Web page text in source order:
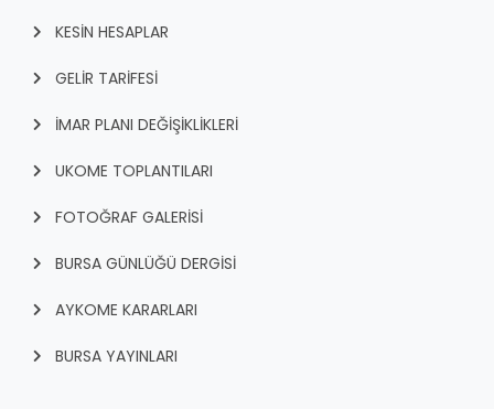
KESİN HESAPLAR
GELİR TARİFESİ
İMAR PLANI DEĞİŞİKLİKLERİ
UKOME TOPLANTILARI
FOTOĞRAF GALERİSİ
BURSA GÜNLÜĞÜ DERGİSİ
AYKOME KARARLARI
BURSA YAYINLARI